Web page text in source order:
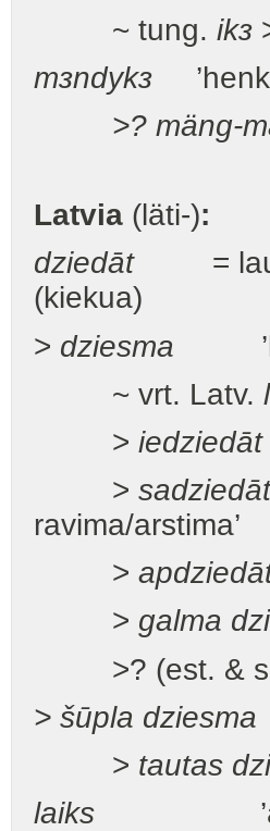
~ tung. ikз
mзndykз
>? mäng-
Latvia (läti-):
dziedāt=
(kiekua)
> dziesma
~ vrt. Latv.
> iedziedāt
> sadziedāt
ravima/arstima’
>
> galma
>? (est. &
> šūpla dziesma
> tautas
laiks ’aika;